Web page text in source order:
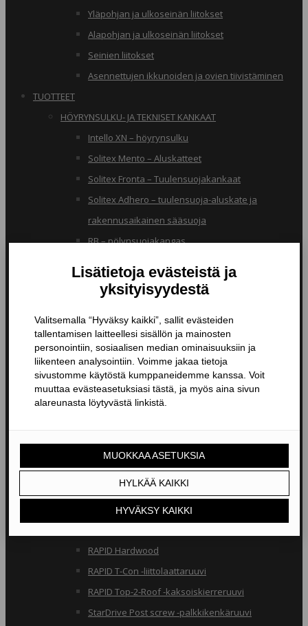
Yläpohjan ja ulkoseinän liitokset
Alapohjan ja ulkoseinän liitokset
Seinien liitokset
Asennettujen ikkunoiden ja ovien tiivistäminen
TUOTTEET
HÖYRYNSULKU- JA TEKNISET KANKAAT
Intello XN – höyrynsulku
Solitex Mento – Aluskatteet
Solitex Fronta – Tuulensuojakankaat
Solitex Adhero – tuulensuoja-aluskate ja
rakennusaikainen sääsuoja
RB – pölynsuojakangas
Butyylinauhat ja -teipit
Läpiviennit
Tiivistyspinnoitteet ja -massat
Tiivistysteipit
Pohjustusaineet ja tarvikkeet
Nanopinnoitteet
Klimas osakierreruuvit
RAPID osakierreruuvit
StarDrive GPR osakierreruuvit
Klimas täyskierreruuvit
RAPID Hardwood
RAPID T-Con -liittolaattaruuvi
RAPID Top-2-Roof -kaksoiskierreruuvi
StarDrive Post screw -palkkikenkäruuvi